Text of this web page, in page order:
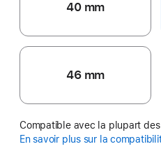
40 mm
46 mm
Compatible avec la plupart des
En savoir plus sur la